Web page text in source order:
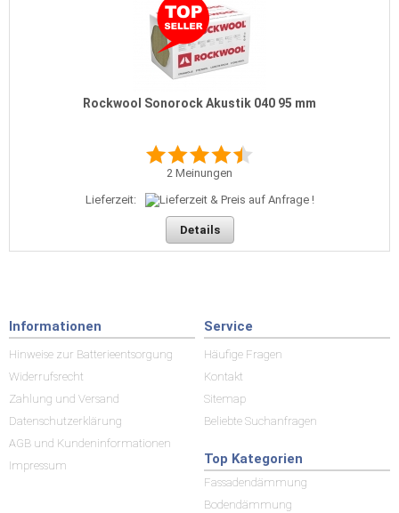
Rockwool Sonorock Akustik 040 95 mm
2 Meinungen
Lieferzeit:
Details
Informationen
Hinweise zur Batterieentsorgung
Widerrufsrecht
Zahlung und Versand
Datenschutzerklärung
AGB und Kundeninformationen
Impressum
Service
Häufige Fragen
Kontakt
Sitemap
Beliebte Suchanfragen
Top Kategorien
Fassadendämmung
Bodendämmung